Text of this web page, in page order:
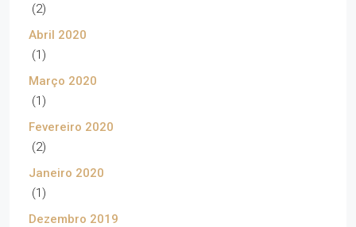
(2)
Abril 2020
(1)
Março 2020
(1)
Fevereiro 2020
(2)
Janeiro 2020
(1)
Dezembro 2019